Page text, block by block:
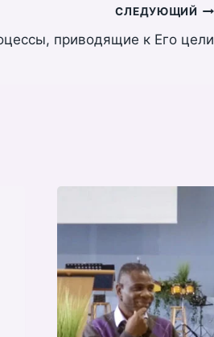
СЛЕДУЮЩИЙ
приводящие к Его цели